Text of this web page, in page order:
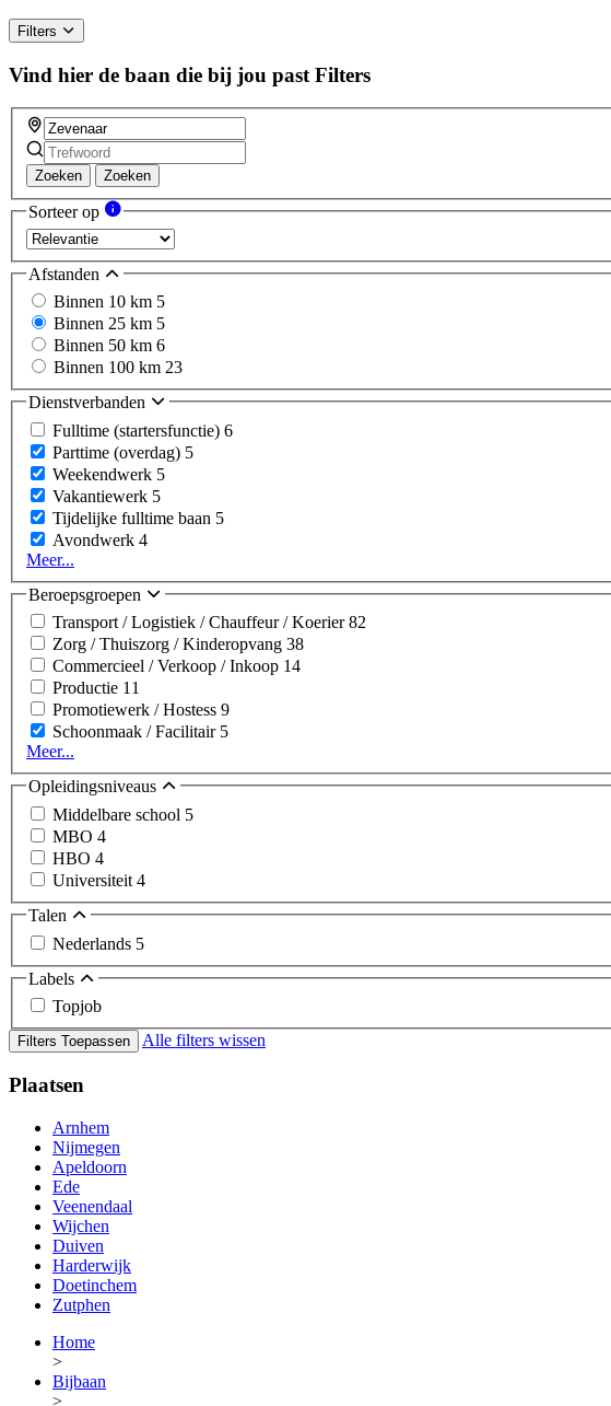
Filters
Vind hier de baan die bij jou past Filters
Zoeken Zoeken
Sorteer op
Afstanden
Binnen 10 km 5
Binnen 25 km 5
Binnen 50 km 6
Binnen 100 km 23
Dienstverbanden
Fulltime (startersfunctie) 6
Parttime (overdag) 5
Weekendwerk 5
Vakantiewerk 5
Tijdelijke fulltime baan 5
Avondwerk 4
Meer...
Beroepsgroepen
Transport / Logistiek / Chauffeur / Koerier82
Zorg / Thuiszorg / Kinderopvang 38
Commercieel / Verkoop / Inkoop 14
Productie 11
Promotiewerk / Hostess 9
Schoonmaak / Facilitair 5
Meer...
Opleidingsniveaus
Middelbare school 5
MBO 4
HBO 4
Universiteit 4
Talen
Nederlands 5
Labels
Topjob
Filters Toepassen Alle filters wissen
Plaatsen
Arnhem
Nijmegen
Apeldoorn
Ede
Veenendaal
Wijchen
Duiven
Harderwijk
Doetinchem
Zutphen
Home
>
Bijbaan
>